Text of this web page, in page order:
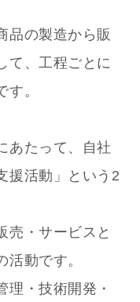
品の製造から販
て、工程ごとに
。
あたって、自社
援活動」という2
売・サービスと
動です。
理・技術開発・